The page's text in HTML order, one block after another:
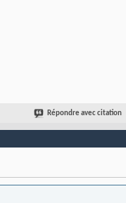
Répondre avec citation